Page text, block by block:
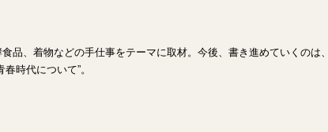
品、着物などの手仕事をテーマに取材。今後、書き進めていくのは
時代について”。